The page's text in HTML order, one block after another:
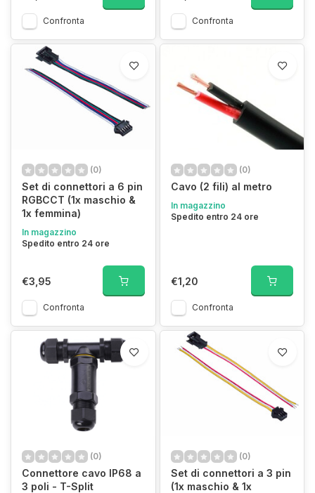
Confronta Confronta
(0)
Set di connettori a 6 pin
RGBCCT (1x maschio &
1x femmina)
In magazzino
Spedito entro 24 ore
€3,95
Confronta
(0)
Cavo (2 fili) al metro
In magazzino
Spedito entro 24 ore
€1,20
Confronta
(0)
Connettore cavo IP68 a
3 poli - T-Split
(0)
Set di connettori a 3 pin
(1x maschio & 1x